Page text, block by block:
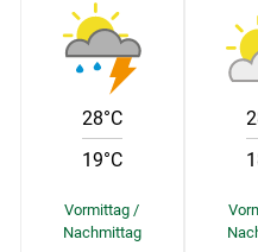
Skip to
28°C
19°C